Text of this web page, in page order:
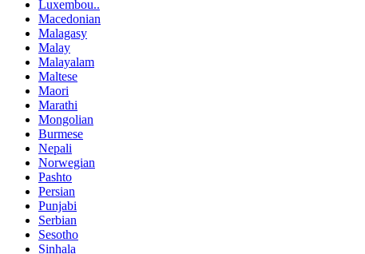
Luxembou..
Macedonian
Malagasy
Malay
Malayalam
Maltese
Maori
Marathi
Mongolian
Burmese
Nepali
Norwegian
Pashto
Persian
Punjabi
Serbian
Sesotho
Sinhala